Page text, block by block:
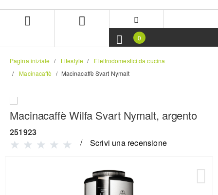
contenuto
0
Pagina iniziale Lifestyle
Elettrodomestici da cucina
Macinacaffè
Macinacaffè Svart Nymalt
Macinacaffè Wilfa Svart Nymalt, argento
251923
Scrivi una recensione